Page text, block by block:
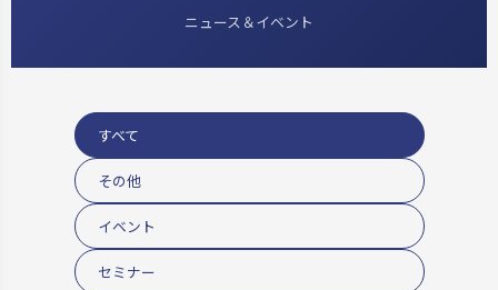
ニュース＆イベント
すべて
その他
イベント
セミナー